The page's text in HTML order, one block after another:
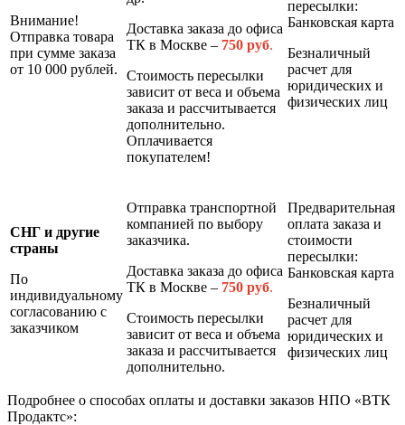
Внимание!
Отправка товара
при сумме заказа
от 10 000 рублей.
Доставка заказа до офиса
ТК в Москве – 750 руб.
Стоимость пересылки
зависит от веса и объема
заказа и рассчитывается
дополнительно.
Оплачивается
покупателем!
пересылки:
Банковская карта
Безналичный
расчет для
юридических и
физических лиц
СНГ и другие
страны
По
индивидуальному
согласованию с
заказчиком
Отправка транспортной
компанией по выбору
заказчика.
Доставка заказа до офиса
ТК в Москве – 750 руб.
Стоимость пересылки
зависит от веса и объема
заказа и рассчитывается
дополнительно.
Предварительная
оплата заказа и
стоимости
пересылки:
Банковская карта
Безналичный
расчет для
юридических и
физических лиц
Подробнее о способах оплаты и доставки заказов НПО «ВТК
Продактс»: